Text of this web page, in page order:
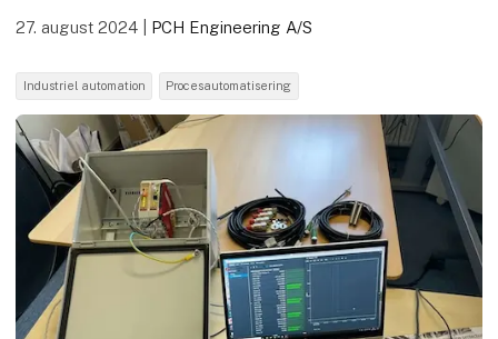
27. august 2024 PCH Engineering A/S
Industriel automation Procesautomatisering